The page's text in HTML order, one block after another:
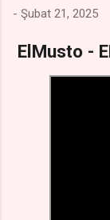
- Şubat 21, 2025
ElMusto -